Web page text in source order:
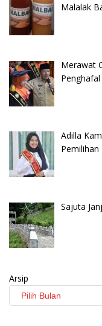
Malalak
Merawat
Adilla
Pemilihan
Sajuta
Arsip